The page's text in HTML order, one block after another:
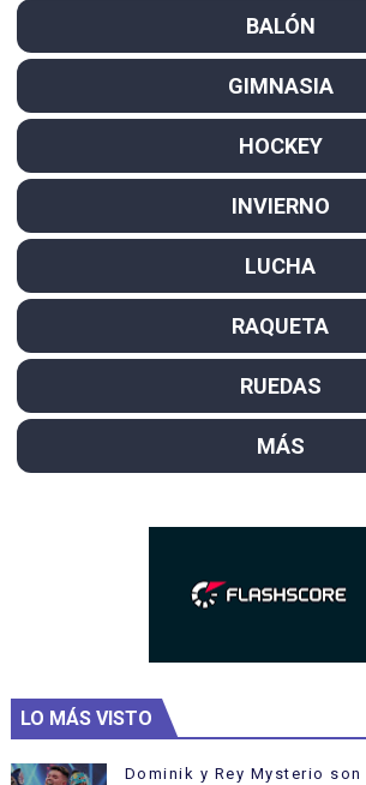
BALÓN
GIMNASIA
HOCKEY
INVIERNO
LUCHA
RAQUETA
RUEDAS
MÁS
LO MÁS VISTO
Dominik y Rey Mysterio